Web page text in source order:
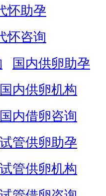
怀助孕
怀咨询
国内供卵助孕
国内供卵机构
国内借卵咨询
试管供卵助孕
试管供卵机构